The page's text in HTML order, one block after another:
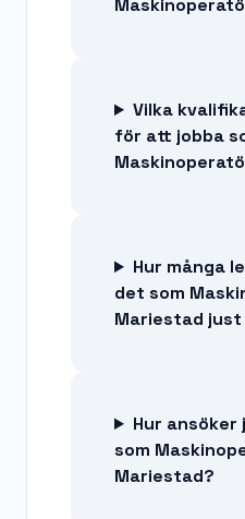
Vilka
för att jobba
Hur många
det som
Mariestad just
Hur ansöker
som
Mariestad?